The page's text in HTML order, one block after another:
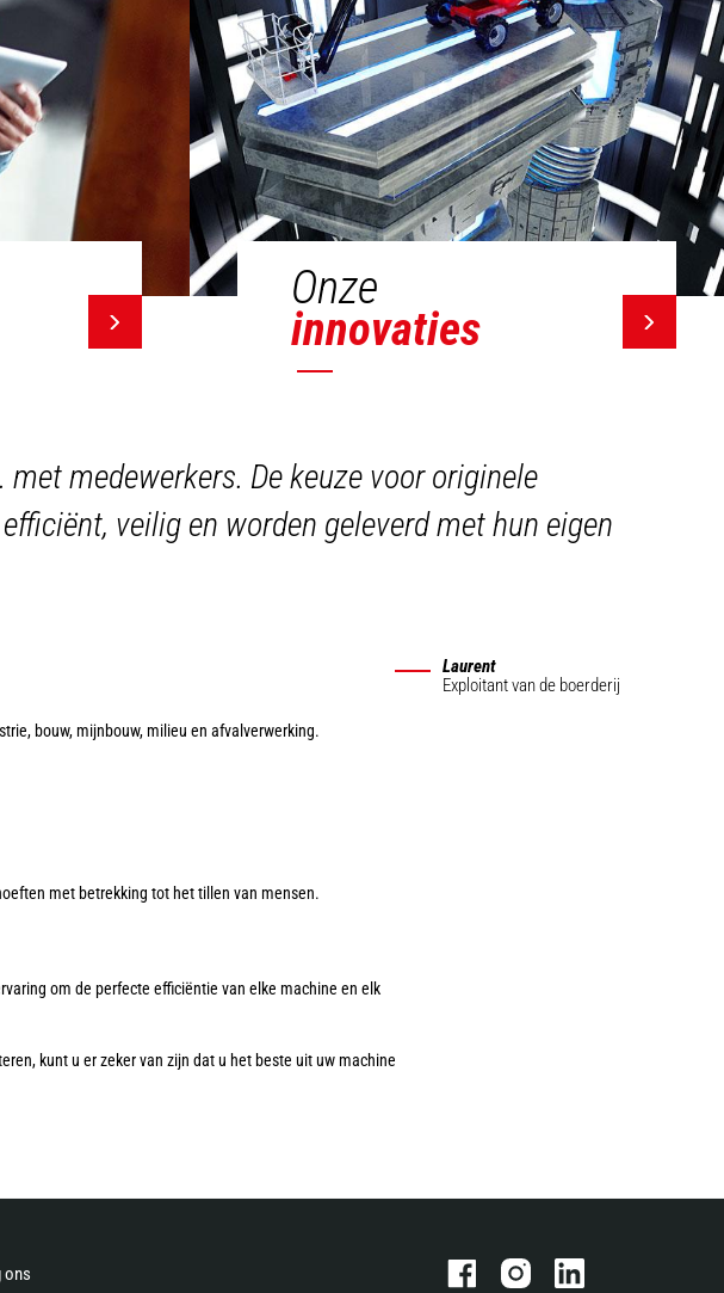
Onze
innovaties
met medewerkers. De keuze voor originele
veilig en worden geleverd met hun eigen
Laurent
Exploitant van de boerderij
bouw, mijnbouw, milieu en afvalverwerking.
met betrekking tot het tillen van mensen.
om de perfecte efficiëntie van elke machine en elk
kunt u er zeker van zijn dat u het beste uit uw machine
ons